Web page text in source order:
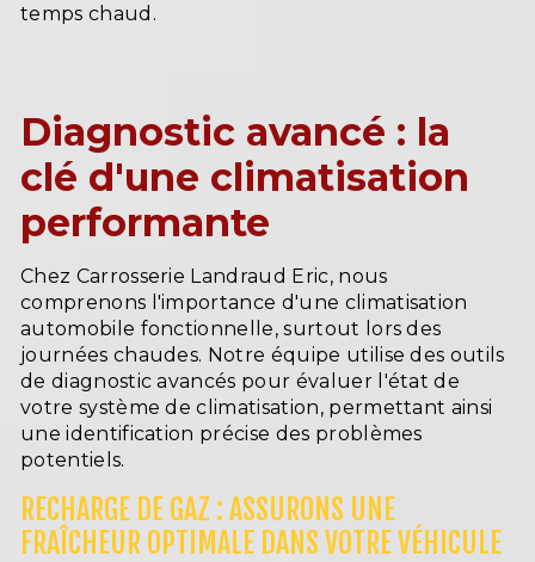
temps chaud.
Diagnostic avancé : la
clé d'une climatisation
performante
Chez Carrosserie Landraud Eric, nous
comprenons l'importance d'une climatisation
automobile fonctionnelle, surtout lors des
journées chaudes. Notre équipe utilise des outils
de diagnostic avancés pour évaluer l'état de
votre système de climatisation, permettant ainsi
une identification précise des problèmes
potentiels.
RECHARGE DE GAZ : ASSURONS UNE
FRAÎCHEUR OPTIMALE DANS VOTRE VÉHICULE